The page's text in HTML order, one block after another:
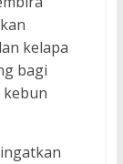
kelapa
bagi
kebun